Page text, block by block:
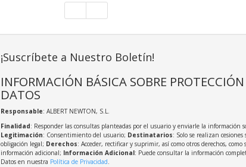
¡Suscríbete a Nuestro Boletín!
INFORMACIÓN BÁSICA SOBRE
DATOS
Responsable: ALBERT NEWTON, S.L.
Finalidad: Responder las consultas planteadas por el usuario y enviarle la información
Legitimación: Consentimiento del usuario; Destinatarios: Solo se realizan cesiones
obligación legal; Derechos: Acceder, rectificar y suprimir, así como otros derechos, como
información adicional; Información Adicional: Puede consultar la información
Datos en nuestra Política de Privacidad.